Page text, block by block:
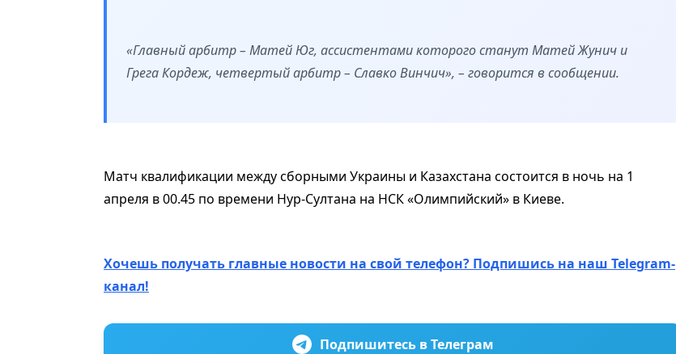
«Главный арбитр – Матей Юг, ассистентами которого станут Матей Жунич и
Грега Кордеж, четвертый арбитр – Славко Винчич», – говорится в сообщении.
Матч квалификации между сборными Украины и Казахстана состоится в ночь на 1
апреля в 00.45 по времени Нур-Султана на НСК «Олимпийский» в Киеве.
Хочешь получать главные новости на свой телефон? Подпишись на наш Telegram-
канал!
Подпишитесь в Телеграм